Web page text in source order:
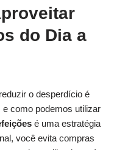
do Dia a
⁤o desperdício é
como⁣ podemos utilizar
é uma estratégia
‌você evita compras